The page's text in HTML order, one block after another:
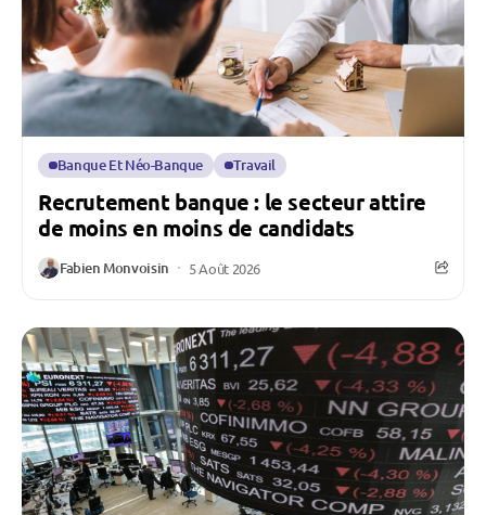
Banque Et Néo-Banque Travail
Recrutement banque : le secteur attire
de moins en moins de candidats
Fabien Monvoisin 5 Août 2026